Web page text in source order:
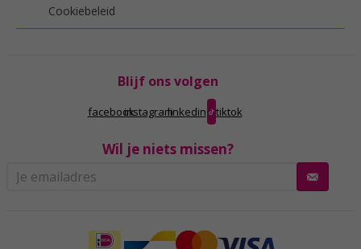
Cookiebeleid
Blijf ons volgen
facebookinstagramlinkedin tiktok
Wil je niets missen?